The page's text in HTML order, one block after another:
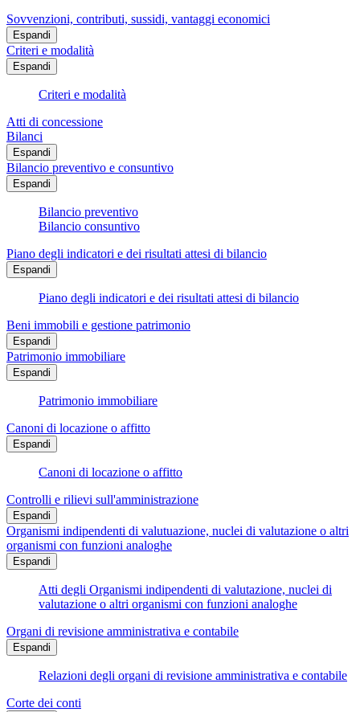
Sovvenzioni, contributi, sussidi, vantaggi economici
Espandi
Criteri e modalità
Espandi
Criteri e modalità
Atti di concessione
Bilanci
Espandi
Bilancio preventivo e consuntivo
Espandi
Bilancio preventivo
Bilancio consuntivo
Piano degli indicatori e dei risultati attesi di bilancio
Espandi
Piano degli indicatori e dei risultati attesi di bilancio
Beni immobili e gestione patrimonio
Espandi
Patrimonio immobiliare
Espandi
Patrimonio immobiliare
Canoni di locazione o affitto
Espandi
Canoni di locazione o affitto
Controlli e rilievi sull'amministrazione
Espandi
Organismi indipendenti di valutuazione, nuclei di valutazione o altri
organismi con funzioni analoghe
Espandi
Atti degli Organismi indipendenti di valutazione, nuclei di
valutazione o altri organismi con funzioni analoghe
Organi di revisione amministrativa e contabile
Espandi
Relazioni degli organi di revisione amministrativa e contabile
Corte dei conti